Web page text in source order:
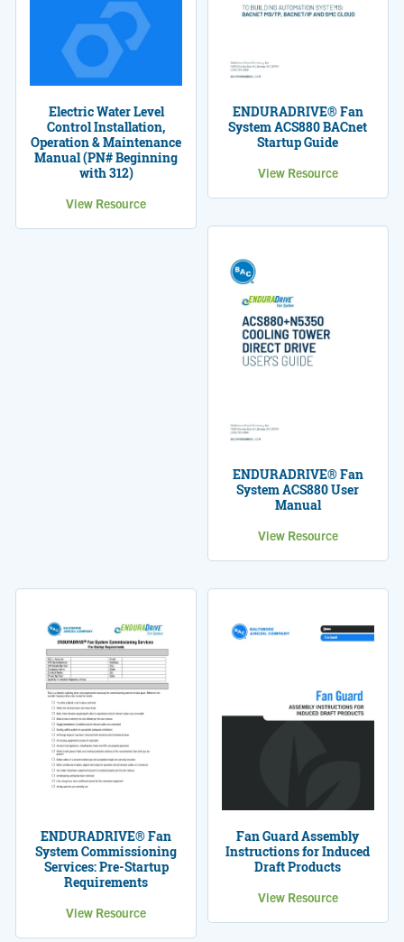
Electric Water Level
Control Installation,
Operation & Maintenance
Manual (PN# Beginning
with 312)
View Resource
ENDURADRIVE® Fan
System ACS880 BACnet
Startup Guide
View Resource
ENDURADRIVE® Fan
System ACS880 User
Manual
View Resource
ENDURADRIVE® Fan
System Commissioning
Services: Pre-Startup
Requirements
View Resource
Fan Guard Assembly
Instructions for Induced
Draft Products
View Resource